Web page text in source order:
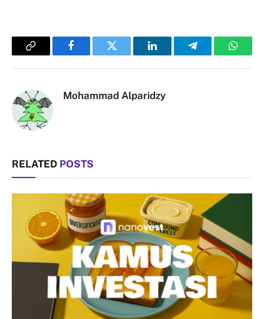
Copy
FacebookTwitter LinkedInTelegram
Mohammad Alparidzy
RELATED POSTS